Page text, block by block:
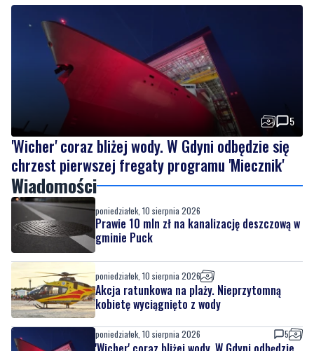
Akcja ratunkowa na plaży. Nieprzytomną kobietę
wyciągnięto z wody
'Wicher' coraz bliżej wody. W Gdyni odbędzie się
chrzest pierwszej fregaty programu 'Miecznik'
Wiadomości
poniedziałek, 10 sierpnia 2026
Prawie 10 mln zł na kanalizację deszczową w
gminie Puck
poniedziałek, 10 sierpnia 2026
Akcja ratunkowa na plaży. Nieprzytomną